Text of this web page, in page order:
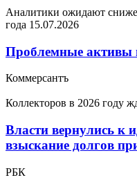
Аналитики ожидают
года 15.07.2026
Проблемные активы
Коммерсантъ
Коллекторов в 2026 году
Власти вернулись к
взыскание долгов
РБК